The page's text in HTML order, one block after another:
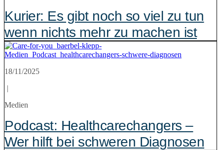
Kurier: Es gibt noch so viel zu tun
wenn nichts mehr zu machen ist
18/11/2025
|
Medien
Podcast: Healthcarechangers –
Wer hilft bei schweren Diagnosen